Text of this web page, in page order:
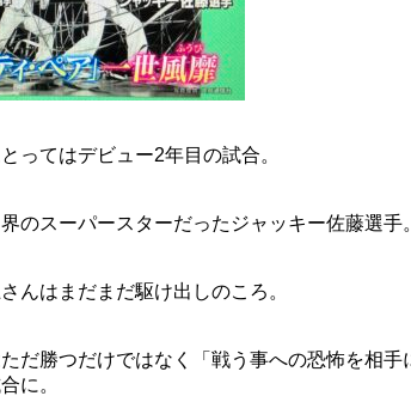
ってはデビュー2年目の試合。
のスーパースターだったジャッキー佐藤選手。
んはまだまだ駆け出しのころ。
だ勝つだけではなく「戦う事への恐怖を相手
に。